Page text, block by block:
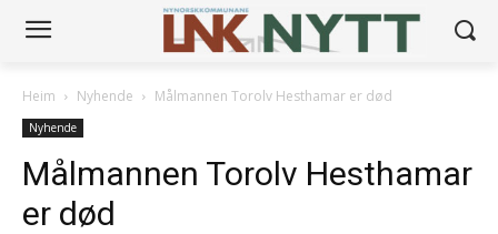
Heim Nyhende Målmannen Torolv Hesthamar er død
Nyhende
Målmannen Torolv Hesthamar
er død